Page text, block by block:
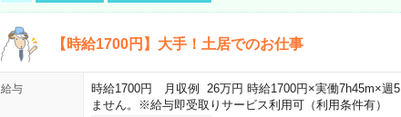
【時給1700円】大手！土居でのお仕事
給与
時給1700円 月収例 26万円 時給1700円×実働7h45m×週
ません。※給与即受取りサービス利用可（利用条件有）